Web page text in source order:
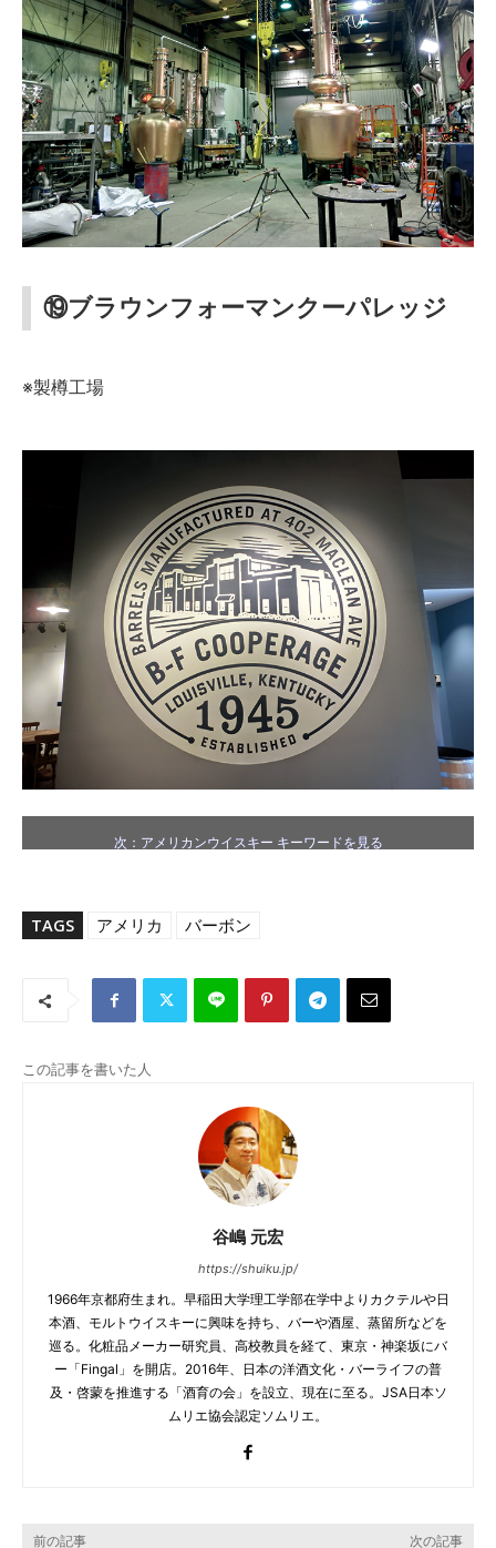
⑲ブラウンフォーマンクーパレッジ
※製樽工場
次：アメリカンウイスキー キーワードを見る
TAGS アメリカ バーボン
この記事を書いた人
谷嶋 元宏
https://shuiku.jp/
1966年京都府生まれ。早稲田大学理工学部在学中よりカクテルや日
本酒、モルトウイスキーに興味を持ち、バーや酒屋、蒸留所などを
巡る。化粧品メーカー研究員、高校教員を経て、東京・神楽坂にバ
ー「Fingal」を開店。2016年、日本の洋酒文化・バーライフの普
及・啓蒙を推進する「酒育の会」を設立、現在に至る。JSA日本ソ
ムリエ協会認定ソムリエ。
前の記事 次の記事